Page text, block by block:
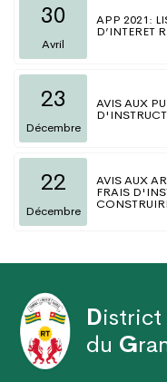
30
Avril
APP 2021:
D’INTERET
23
Décembre
AVIS AUX
22
Décembre
AVIS AUX
FRAIS
District
du G